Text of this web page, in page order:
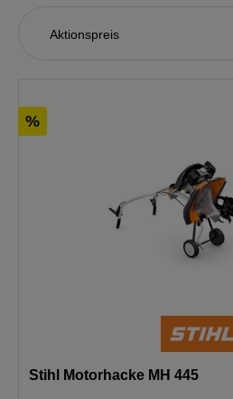
%
Stihl Motorhacke MH 445